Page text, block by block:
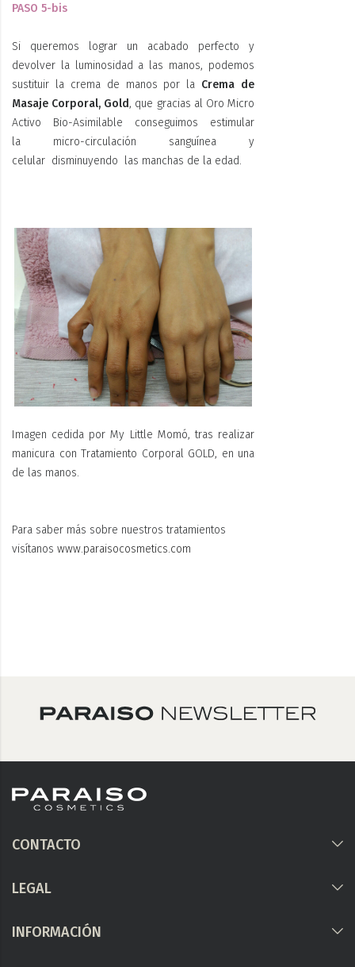
PASO 5-bis
Si queremos lograr un acabado perfecto y
devolver la luminosidad a las manos, podemos
sustituir la crema de manos por la Crema de
Masaje Corporal, Gold, que gracias al Oro Micro
Activo Bio-Asimilable conseguimos estimular
la micro-circulación sanguínea y
celular disminuyendo las manchas de la edad.
Imagen cedida por My Little Momó, tras realizar
manicura con Tratamiento Corporal GOLD, en una
de las manos.
Para saber más sobre nuestros tratamientos
visítanos www.paraisocosmetics.com
CONTACTO
LEGAL
INFORMACIÓN